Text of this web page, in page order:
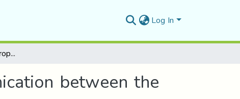
Log In
The added value of interoperability and communication between the actors in the BIM project
between the